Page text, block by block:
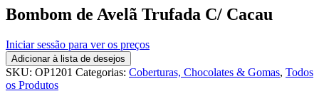
Bombom de Avelã Trufada C/ Cacau
Iniciar sessão para ver os preços
Adicionar à lista de desejos
SKU: OP1201 Categorias: Coberturas, Chocolates & Gomas, Todos
os Produtos